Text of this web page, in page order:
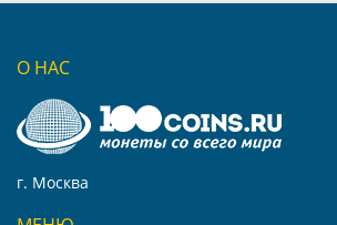
О НАС
г. Москва